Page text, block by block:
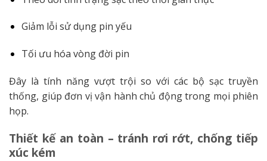
Giảm lỗi sử dụng pin yếu
Tối ưu hóa vòng đời pin
Đây là tính năng vượt trội so với các bộ sạc truyền
thống, giúp đơn vị vận hành chủ động trong mọi phiên
họp.
Thiết kế an toàn – tránh rơi rớt, chống tiếp
xúc kém